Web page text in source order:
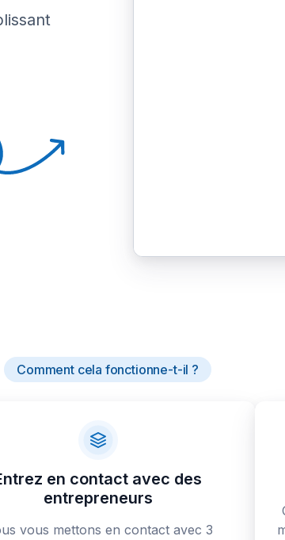
Comment cela fonctionne-t-il ?
en contact avec des
entrepreneurs
vous mettons en contact avec 3